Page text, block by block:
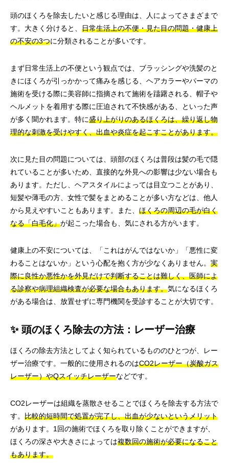
頭のほくろを除去したいと感じる理由は、人によってさまざまで
す。大きく分けると、 日常生活上の不便・見た目の問題・健康上
の不安の3つに分類されることが多いです。
まず日常生活上の不便という観点では、ブラッシングや洗髪のと
きにほくろが引っかかって痛みを感じる、ヘアカラーやパーマの
施術を受ける際に美容師に指摘されて施術を躊躇される、帽子や
ヘルメットを着用する際に圧迫されて不快感がある、といった声
が多く聞かれます。特に盛り上がりのあるほくろは、繰り返し物
理的な刺激を受けやすく、出血や炎症を起こすことがあります。
次に見た目の問題については、頭部のほくろは普段は髪の毛で隠
れていることが多いため、直接的な外見への影響は少ない場合も
あります。ただし、ヘアスタイルによっては目立つことがあり、
短髪や薄毛の方、女性で髪をまとめることが多い方などは、他人
から見えやすいこともあります。また、 ほくろの周辺の毛が白く
なる「白毛化」が起こった場合も、気にされる方がいます。
健康上の不安については、「これはがんではないか」「悪性に変
わることはないか」という心配を抱く方が少なくありません。 実
際に良性か悪性かを外見だけで判断することは難しく、医師によ
る診察や病理組織検査が必要な場合もあります。気になるほくろ
がある場合は、放置せずに専門機関を受診することが大切です。
✨ 頭のほくろ除去の方法：レーザー治療
ほくろの除去方法としてよく知られているもののひとつが、レー
ザー治療です。一般的に使用されるのはCO2レーザー（炭酸ガス
レーザー）やQスイッチレーザーなどです。
CO2レーザーは組織を蒸散させることでほくろを除去する方法で
す。 比較的短時間で処置が完了し、出血が少ないというメリット
があります。1回の施術でほくろを取り除くことができますが、
ほくろの深さや大きさによっては複数回の施術が必要になること
もあります。